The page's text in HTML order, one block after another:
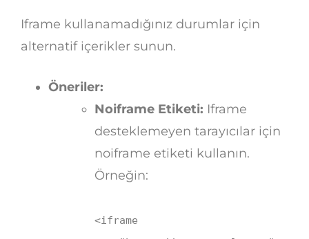
Iframe kullanamadığınız durumlar için
alternatif içerikler sunun.
Öneriler:
Noiframe Etiketi: Iframe
desteklemeyen tarayıcılar için
noiframe etiketi kullanın.
Örneğin:
<iframe